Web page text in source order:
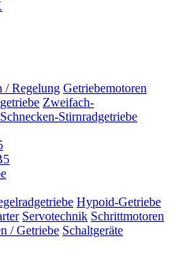
/ Regelung Getriebemotoren
Zweifach-
Schnecken-Stirnradgetriebe
Hypoid-Getriebe
Servotechnik Schrittmotoren
/ Getriebe Schaltgeräte